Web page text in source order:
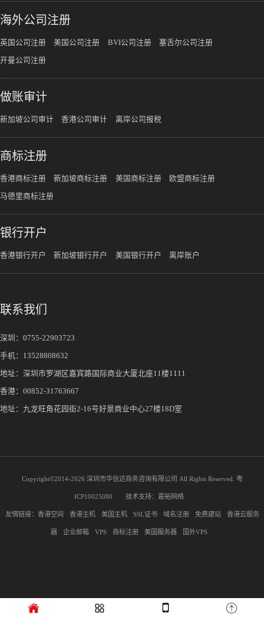
海外公司注册
英国公司注册 美国公司注册 BVI公司注册 塞舌尔公司注册
开曼公司注册
做账审计
新加坡公司审计 香港公司审计 离岸公司报税
商标注册
香港商标注册 新加坡商标注册 美国商标注册 欧盟商标注册
马德里商标注册
银行开户
香港银行开户 新加坡银行开户 美国银行开户 离岸账户
联系我们
深圳： 0755-22903723
手机： 13528808632
地址：深圳市罗湖区嘉宾路国际商业大厦北座11楼1111
香港：00852-31763667
地址：九龙旺角花园街2-16号好景商业中心27楼18D室
Copyright©2014-2026 深圳市华信达商务咨询有限公司 All Rights Reserved. 粤
ICP10025080 技术支持： 嘉裕网络
友情链接： 香港空间 香港主机 美国主机 SSL证书 域名注册 免费建站 香港云服务
器 企业邮箱 VPS 商标注册 美国服务器 国外VPS